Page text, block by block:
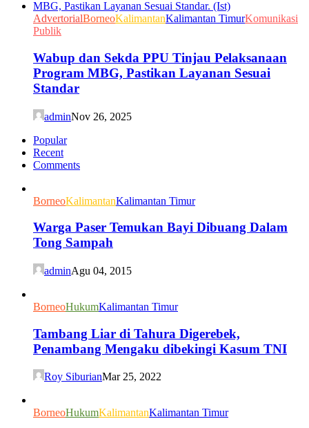
AdvertorialBorneoKalimantanKalimantan TimurKomunikasi
Publik
Wabup dan Sekda PPU Tinjau Pelaksanaan
Program MBG, Pastikan Layanan Sesuai
Standar
adminNov 26, 2025
Popular
Recent
Comments
BorneoKalimantanKalimantan Timur
Warga Paser Temukan Bayi Dibuang Dalam
Tong Sampah
adminAgu 04, 2015
BorneoHukumKalimantan Timur
Tambang Liar di Tahura Digerebek,
Penambang Mengaku dibekingi Kasum TNI
Roy SiburianMar 25, 2022
BorneoHukumKalimantanKalimantan Timur